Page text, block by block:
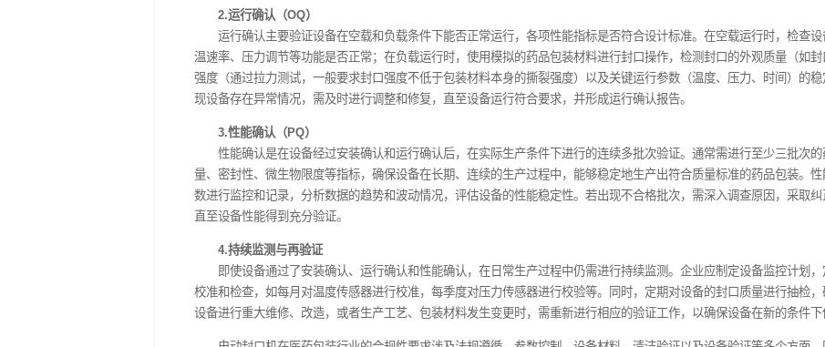
和安全要求。
2.清洁验证
为防止药品交叉污染，电动封口机需进行严格的清洁验证。企业应制定详细的清洁操作规
工具以及清洁效果的检测方法等。清洁验证通常采用化学残留检测和微生物检测相结合的方式
等分析方法，检测设备表面残留的药品成分、清洁剂残留量等，确保其低于规定的允许残留限
碟法，检测设备表面的微生物负载，要求微生物限度符合药品生产环境的相关标准（如一般区
要做好记录，包括清洁时间、操作人员、清洁过程中发现的问题以及清洁效果检测结果等，以
四、设备验证与持续监测
1.安装确认（IQ）
在电动封口机安装调试完成后，需进行安装确认。这一过程主要检查设备的安装是否符合
设备的安装位置是否合理，便于操作、维护和清洁；配套的公用工程（如水、电、气）连接是
格证等）是否齐全等。安装确认完成后，应形成详细的安装确认报告，作为设备投入使用的重